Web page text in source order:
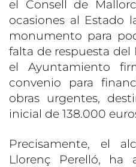
el Consell de
ocasiones al Estado
monumento para
falta de respuesta del
el Ayuntamiento
convenio para
obras urgentes,
inicial de 138.000
Precisamente, el
Llorenç Perelló, ha